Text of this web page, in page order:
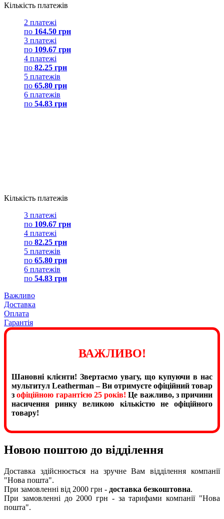
Кількість платежів
2 платежі
по 164.50 грн
3 платежі
по 109.67 грн
4 платежі
по 82.25 грн
5 платежів
по 65.80 грн
6 платежів
по 54.83 грн
Кількість платежів
3 платежі
по 109.67 грн
4 платежі
по 82.25 грн
5 платежів
по 65.80 грн
6 платежів
по 54.83 грн
Важливо
Доставка
Оплата
Гарантія
ВАЖЛИВО!
Шановні клієнти! Звертаємо увагу, що купуючи в нас
мультитул Leatherman – Ви отримуєте офіційний товар
зофіційною гарантією 25 років!Це важливо, з причини
насичення ринку великою кількістю не офіційного
товару!
Новою поштою до відділення
Доставка здійснюється на зручне Вам відділення компанії
"Нова пошта".
При замовленні від 2000 грн - доставка безкоштовна.
При замовленні до 2000 грн - за тарифами компанії "Нова
пошта".